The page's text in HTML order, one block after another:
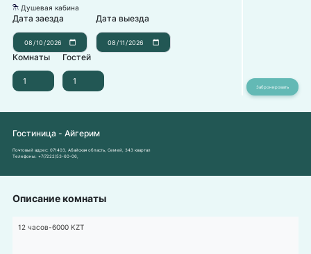
댴 Душевая кабина
Дата заезда Дата выезда
Комнаты Гостей
Гостиница - Айгерим
Почтовый адрес: 071403, Абайская область, Семей, 343 квартал
Телефоны: +7(7222)53-60-06
Описание комнаты